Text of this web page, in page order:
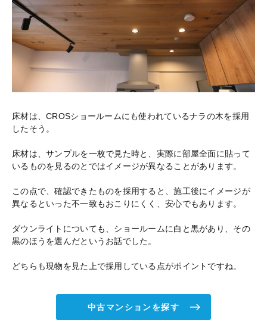
床材は、CROSショールームにも使われているナラの木を採用
したそう。
床材は、サンプルを一枚で見た時と、実際に部屋全面に貼って
いるものを見るのとではイメージが異なることがあります。
この点で、確認できたものを採用すると、施工後にイメージが
異なるといった不一致もおこりにくく、安心でもあります。
ダウンライトについても、ショールームに白と黒があり、その
黒のほうを選んだというお話でした。
どちらも現物を見た上で採用している点がポイントですね。
中古マンションを探す